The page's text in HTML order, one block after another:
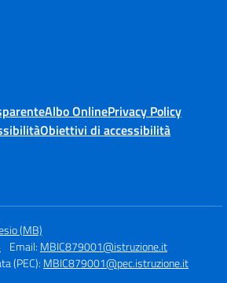
Albo OnlinePrivacy Policy
Obiettivi di accessibilità
(MB)
Email: MBIC879001@istruzione.it
(PEC): MBIC879001@pec.istruzione.it